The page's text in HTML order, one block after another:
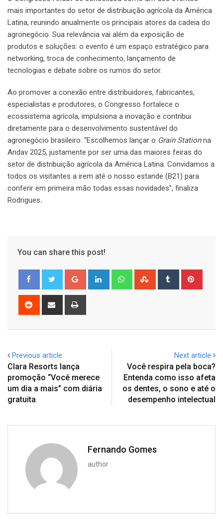
mais importantes do setor de distribuição agrícola da América
Latina, reunindo anualmente os principais atores da cadeia do
agronegócio. Sua relevância vai além da exposição de
produtos e soluções: o evento é um espaço estratégico para
networking, troca de conhecimento, lançamento de
tecnologias e debate sobre os rumos do setor.
Ao promover a conexão entre distribuidores, fabricantes,
especialistas e produtores, o Congresso fortalece o
ecossistema agrícola, impulsiona a inovação e contribui
diretamente para o desenvolvimento sustentável do
agronegócio brasileiro. “Escolhemos lançar o Grain Stationna
Andav 2025, justamente por ser uma das maiores feiras do
setor de distribuição agrícola da América Latina. Convidamos a
todos os visitantes a irem até o nosso estande (B21) para
conferir em primeira mão todas essas novidades”, finaliza
Rodrigues.
You can share this post!
Google+ LinkedIn WhatsappStumbleUpon
Tumblr
Reddit
Share
Previous article
Clara Resorts lança
promoção “Você merece
um dia a mais” com diária
gratuita
Next article
Você respira pela boca?
Entenda como isso afeta
os dentes, o sono e até o
desempenho intelectual
Fernando Gomes
author